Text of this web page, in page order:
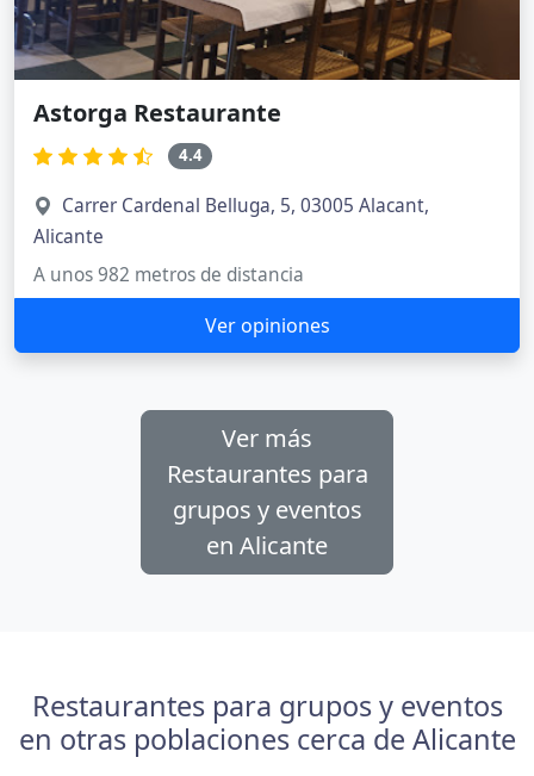
Astorga Restaurante
4.4
Carrer Cardenal Belluga, 5, 03005 Alacant,
Alicante
A unos 982 metros de distancia
Ver opiniones
Ver más
Restaurantes para
grupos y eventos
en Alicante
Restaurantes para grupos y eventos
en otras poblaciones cerca de Alicante